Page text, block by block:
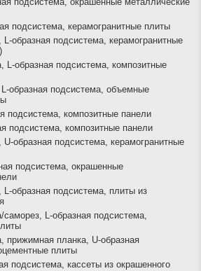
подсистема, керамогранитные плиты
образная подсистема, керамогранитные
L-образная подсистема, композитные
образная подсистема, объемные
подсистема, композитные панели
подсистема, композитные панели
образная подсистема, керамогранитные
подсистема, окрашенные
L-образная подсистема, плиты из
саморез, L-образная подсистема,
прижимная планка, U-образная
плиты
подсистема, кассеты из окрашенного